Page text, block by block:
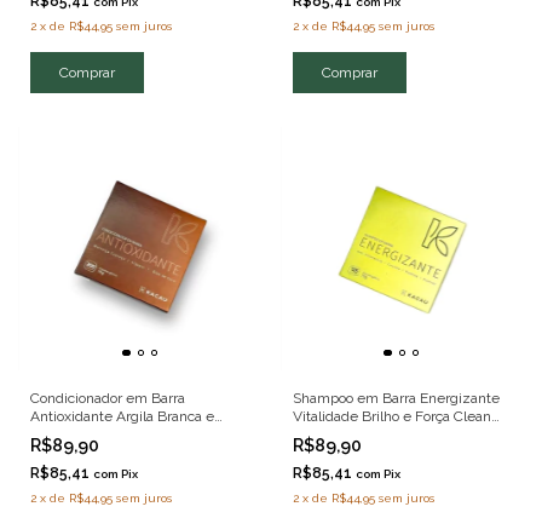
2 x de R$44,95 sem juros
2 x de R$44,95 sem juros
Condicionador em Barra
Antioxidante Argila Branca e
Óleos Naturais Clean Beauty
70G
R$89,90
R$85,41 com Pix
2 x de R$44,95 sem juros
Shampoo em Barra Energizante
Vitalidade Brilho e Força Clean
Beauty 70g
R$89,90
R$85,41 com Pix
2 x de R$44,95 sem juros